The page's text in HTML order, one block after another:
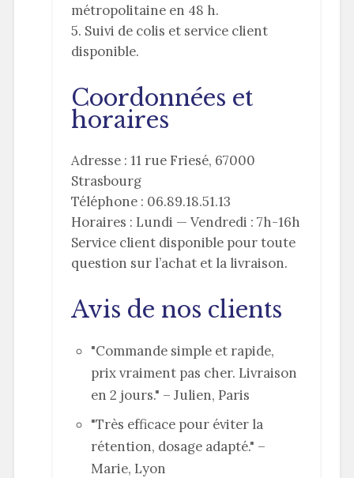
métropolitaine en 48 h.
5. Suivi de colis et service client
disponible.
Coordonnées et
horaires
Adresse : 11 rue Friesé, 67000
Strasbourg
Téléphone : 06.89.18.51.13
Horaires : Lundi — Vendredi : 7h-16h
Service client disponible pour toute
question sur l’achat et la livraison.
Avis de nos clients
"Commande simple et rapide,
prix vraiment pas cher. Livraison
en 2 jours." – Julien, Paris
"Très efficace pour éviter la
rétention, dosage adapté." –
Marie, Lyon